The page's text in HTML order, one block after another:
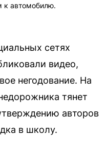
к автомобилю.
сетях
видео,
негодование. На
тянет
авторов
в школу.